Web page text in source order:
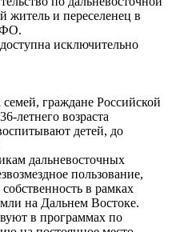
житель и переселенец в
исключительно
граждане Российской
летнего возраста
детей, до
дальневосточных
пользование,
в рамках
на Дальнем Востоке.
в программах по